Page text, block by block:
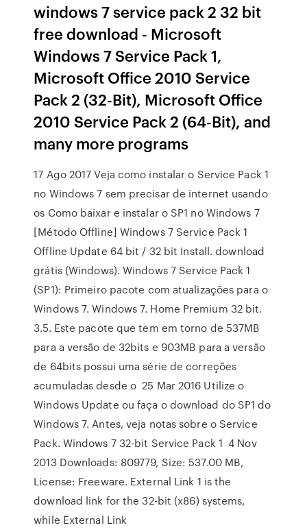
windows 7 service pack 2 32 bit
free download - Microsoft
Windows 7 Service Pack 1,
Microsoft Office 2010 Service
Pack 2 (32-Bit), Microsoft Office
2010 Service Pack 2 (64-Bit), and
many more programs
17 Ago 2017 Veja como instalar o Service Pack 1
no Windows 7 sem precisar de internet usando
os Como baixar e instalar o SP1 no Windows 7
[Método Offline] Windows 7 Service Pack 1
Offline Update 64 bit / 32 bit Install. download
grátis (Windows). Windows 7 Service Pack 1
(SP1): Primeiro pacote com atualizações para o
Windows 7. Windows 7. Home Premium 32 bit.
3.5. Este pacote que tem em torno de 537MB
para a versão de 32bits e 903MB para a versão
de 64bits possui uma série de correções
acumuladas desde o 25 Mar 2016 Utilize o
Windows Update ou faça o download do SP1 do
Windows 7. Antes, veja notas sobre o Service
Pack. Windows 7 32-bit Service Pack 1 4 Nov
2013 Downloads: 809779, Size: 537.00 MB,
License: Freeware. External Link 1 is the
download link for the 32-bit (x86) systems,
while External Link